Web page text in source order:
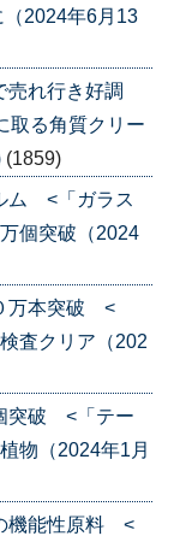
2024年6月13
売れ行き好調
る角質クリー
(1859)
ム <「ガラス
個突破（2024
万本突破 <
査クリア（202
突破 <「テー
物（2024年1月
機能性原料 <